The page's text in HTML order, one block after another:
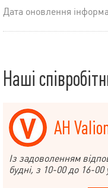
Дата оновлення
Наші
АН
Із задоволенням
будні, з 10-00 до 16-00